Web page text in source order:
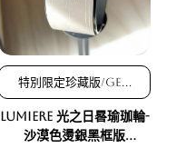
特別限定珍藏版/Gen
II第二代可降解柔霧絨
素皮革
Lumiere 光之日晷瑜珈輪-
沙漠色燙銀黑框版